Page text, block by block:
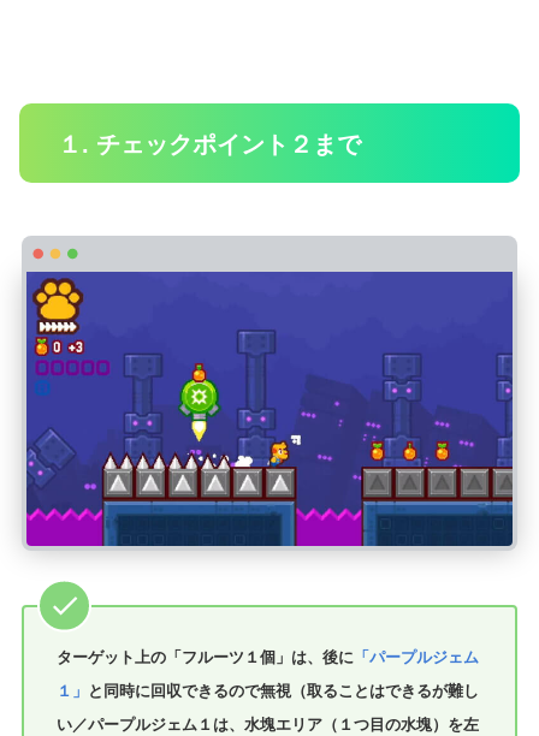
１. チェックポイント２まで
ターゲット上の「フルーツ１個」は、後に「パープルジェム
１」 と同時に回収できるので無視（取ることはできるが難し
い／パープルジェム１は、水塊エリア（１つ目の水塊）を左